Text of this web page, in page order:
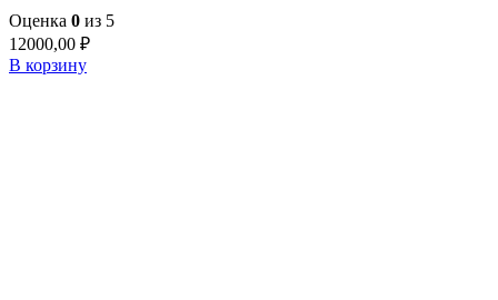
Оценка 0 из 5
12000,00 ₽
В корзину